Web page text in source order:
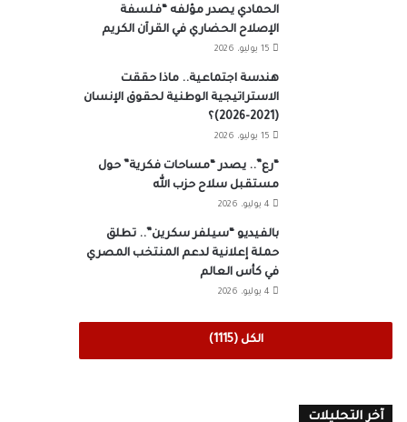
الحمادي يصدر مؤلفه “فلسفة
الإصلاح الحضاري في القرآن الكريم
15 يوليو، 2026
هندسة اجتماعية.. ماذا حققت
الاستراتيجية الوطنية لحقوق الإنسان
(2021-2026)؟
15 يوليو، 2026
“رع”.. يصدر “مساحات فكرية” حول
مستقبل سلاح حزب الله
4 يوليو، 2026
بالفيديو “سيلفر سكرين”.. تطلق
حملة إعلانية لدعم المنتخب المصري
في كأس العالم
4 يوليو، 2026
الكل (1115)
آخر التحليلات